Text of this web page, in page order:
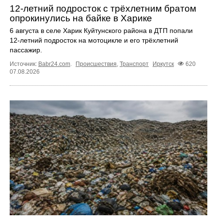
12‑летний подросток с трёхлетним братом
опрокинулись на байке в Харике
6 августа в селе Харик Куйтунского района в ДТП попали
12‑летний подросток на мотоцикле и его трёхлетний
пассажир.
Источник: Babr24.com. Происшествия, Транспорт Иркутск
620
07.08.2026